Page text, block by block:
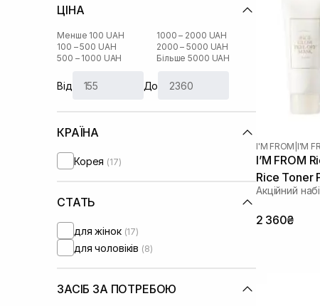
ЦІНА
Менше 100 UAH
100 – 500 UAH
500 – 1000 UAH
1000 – 2000 UAH
2000 – 5000 UAH
Більше 5000 UAH
Від До
КРАЇНА
Корея (17)
СТАТЬ
для жінок (17)
для чоловіків (8)
ЗАСІБ ЗА ПОТРЕБОЮ
I'M FROM I'M
I’M FROM
Rice Toner
Акційний
2 360₴